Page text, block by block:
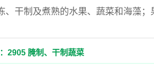
、干制及煮熟的水果、蔬菜和海藻
2905 腌制、干制蔬菜